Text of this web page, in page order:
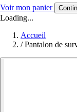
Voir mon panier
Loading...
Accueil
/ Pantalon de